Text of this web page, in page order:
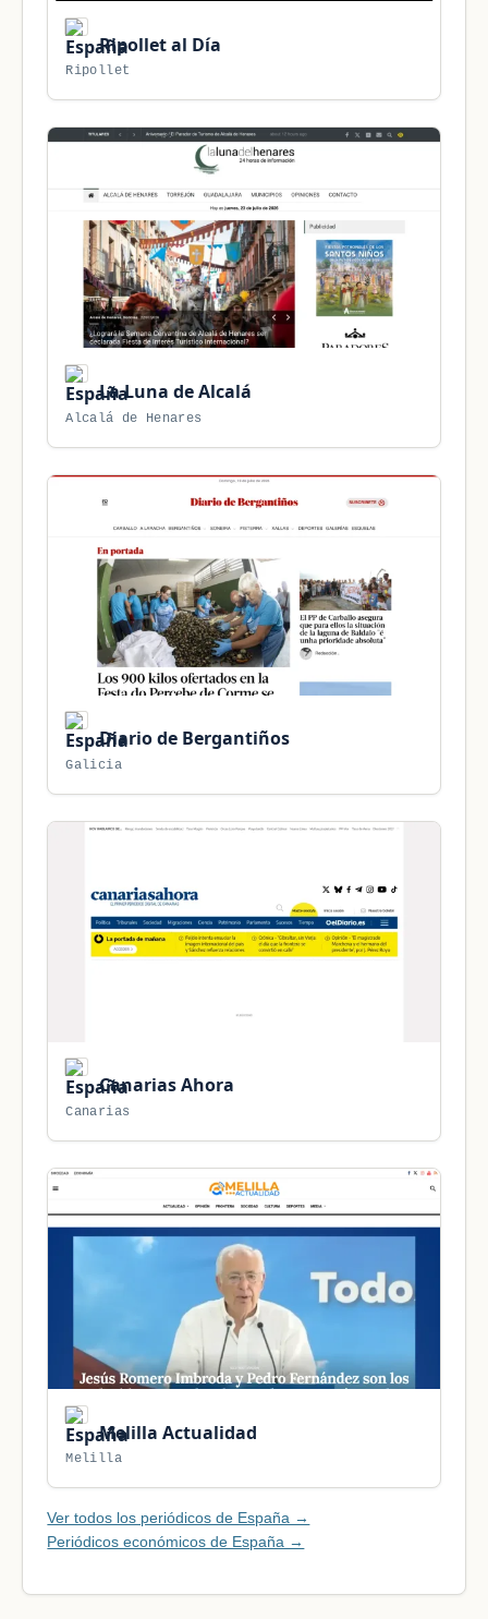
Ripollet al Día
Ripollet
La Luna de Alcalá
Alcalá de Henares
Diario de Bergantiños
Galicia
Canarias Ahora
Canarias
Melilla Actualidad
Melilla
Ver todos los periódicos de España →
Periódicos económicos de España →